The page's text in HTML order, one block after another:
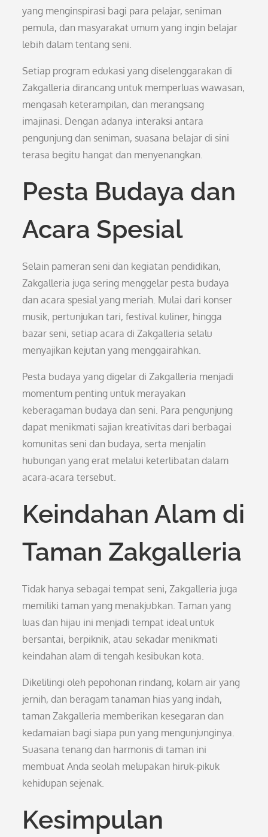
yang menginspirasi bagi para pelajar, seniman
pemula, dan masyarakat umum yang ingin belajar
lebih dalam tentang seni.
Setiap program edukasi yang diselenggarakan di
Zakgalleria dirancang untuk memperluas wawasan,
mengasah keterampilan, dan merangsang
imajinasi. Dengan adanya interaksi antara
pengunjung dan seniman, suasana belajar di sini
terasa begitu hangat dan menyenangkan.
Pesta Budaya dan
Acara Spesial
Selain pameran seni dan kegiatan pendidikan,
Zakgalleria juga sering menggelar pesta budaya
dan acara spesial yang meriah. Mulai dari konser
musik, pertunjukan tari, festival kuliner, hingga
bazar seni, setiap acara di Zakgalleria selalu
menyajikan kejutan yang menggairahkan.
Pesta budaya yang digelar di Zakgalleria menjadi
momentum penting untuk merayakan
keberagaman budaya dan seni. Para pengunjung
dapat menikmati sajian kreativitas dari berbagai
komunitas seni dan budaya, serta menjalin
hubungan yang erat melalui keterlibatan dalam
acara-acara tersebut.
Keindahan Alam di
Taman Zakgalleria
Tidak hanya sebagai tempat seni, Zakgalleria juga
memiliki taman yang menakjubkan. Taman yang
luas dan hijau ini menjadi tempat ideal untuk
bersantai, berpiknik, atau sekadar menikmati
keindahan alam di tengah kesibukan kota.
Dikelilingi oleh pepohonan rindang, kolam air yang
jernih, dan beragam tanaman hias yang indah,
taman Zakgalleria memberikan kesegaran dan
kedamaian bagi siapa pun yang mengunjunginya.
Suasana tenang dan harmonis di taman ini
membuat Anda seolah melupakan hiruk-pikuk
kehidupan sejenak.
Kesimpulan